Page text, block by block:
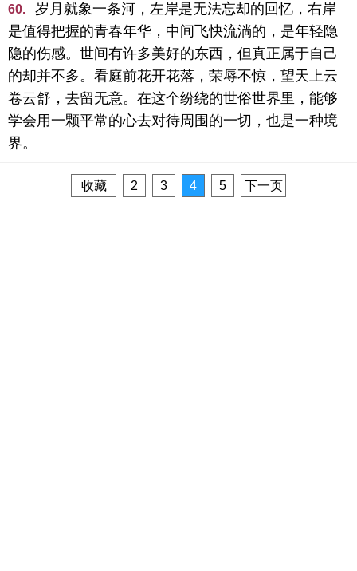
60.
岁月就象一条河，左岸是无法忘却的回忆，右岸
是值得把握的青春年华，中间飞快流淌的，是年轻隐
隐的伤感。世间有许多美好的东西，但真正属于自己
的却并不多。看庭前花开花落，荣辱不惊，望天上云
卷云舒，去留无意。在这个纷绕的世俗世界里，能够
学会用一颗平常的心去对待周围的一切，也是一种境
界。
收藏 2 3 4 5 下一页